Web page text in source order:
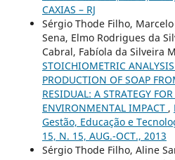
CAXIAS – RJ
Sérgio Thode Filho,
Sena, Elmo Rodrigues da
Cabral, Fabíola da Silveira
STOICHIOMETRIC
PRODUCTION OF SOAP
RESIDUAL: A STRATEGY
ENVIRONMENTAL IMPACT ,
Gestão, Educação e
15, N. 15, AUG.-OCT., 2013
Sérgio Thode Filho, Aline